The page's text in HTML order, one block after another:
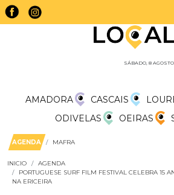
SÁBADO, 8
AMADORA CASCAIS
ODIVELAS
OEIRAS
AGENDA MAFRA
INICIO
AGENDA
PORTUGUESE SURF FILM FESTIVAL CELEBRA 15
NA ERICEIRA